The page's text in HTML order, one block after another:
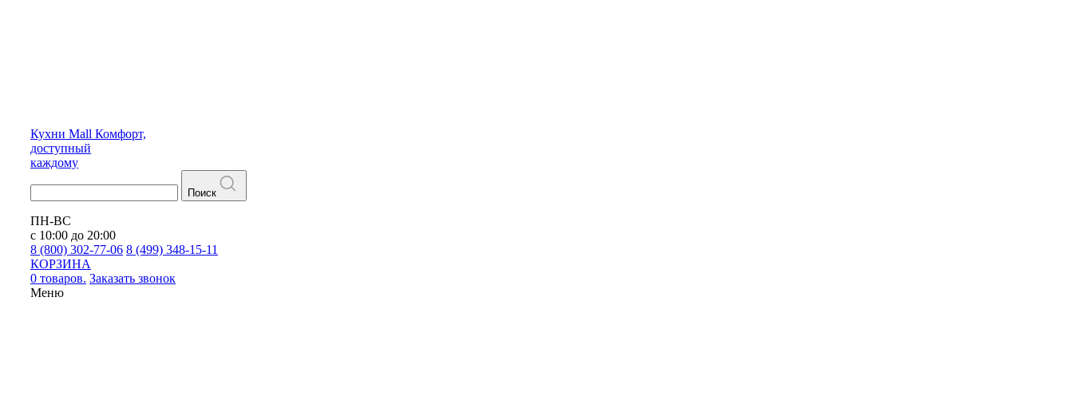
Кухни Mall Комфорт,
доступный
каждому
Поиск
ПН-ВС
с 10:00 до 20:00
8 (800) 302-77-06 8 (499) 348-15-11
КОРЗИНА
0 товаров. Заказать звонок
Меню